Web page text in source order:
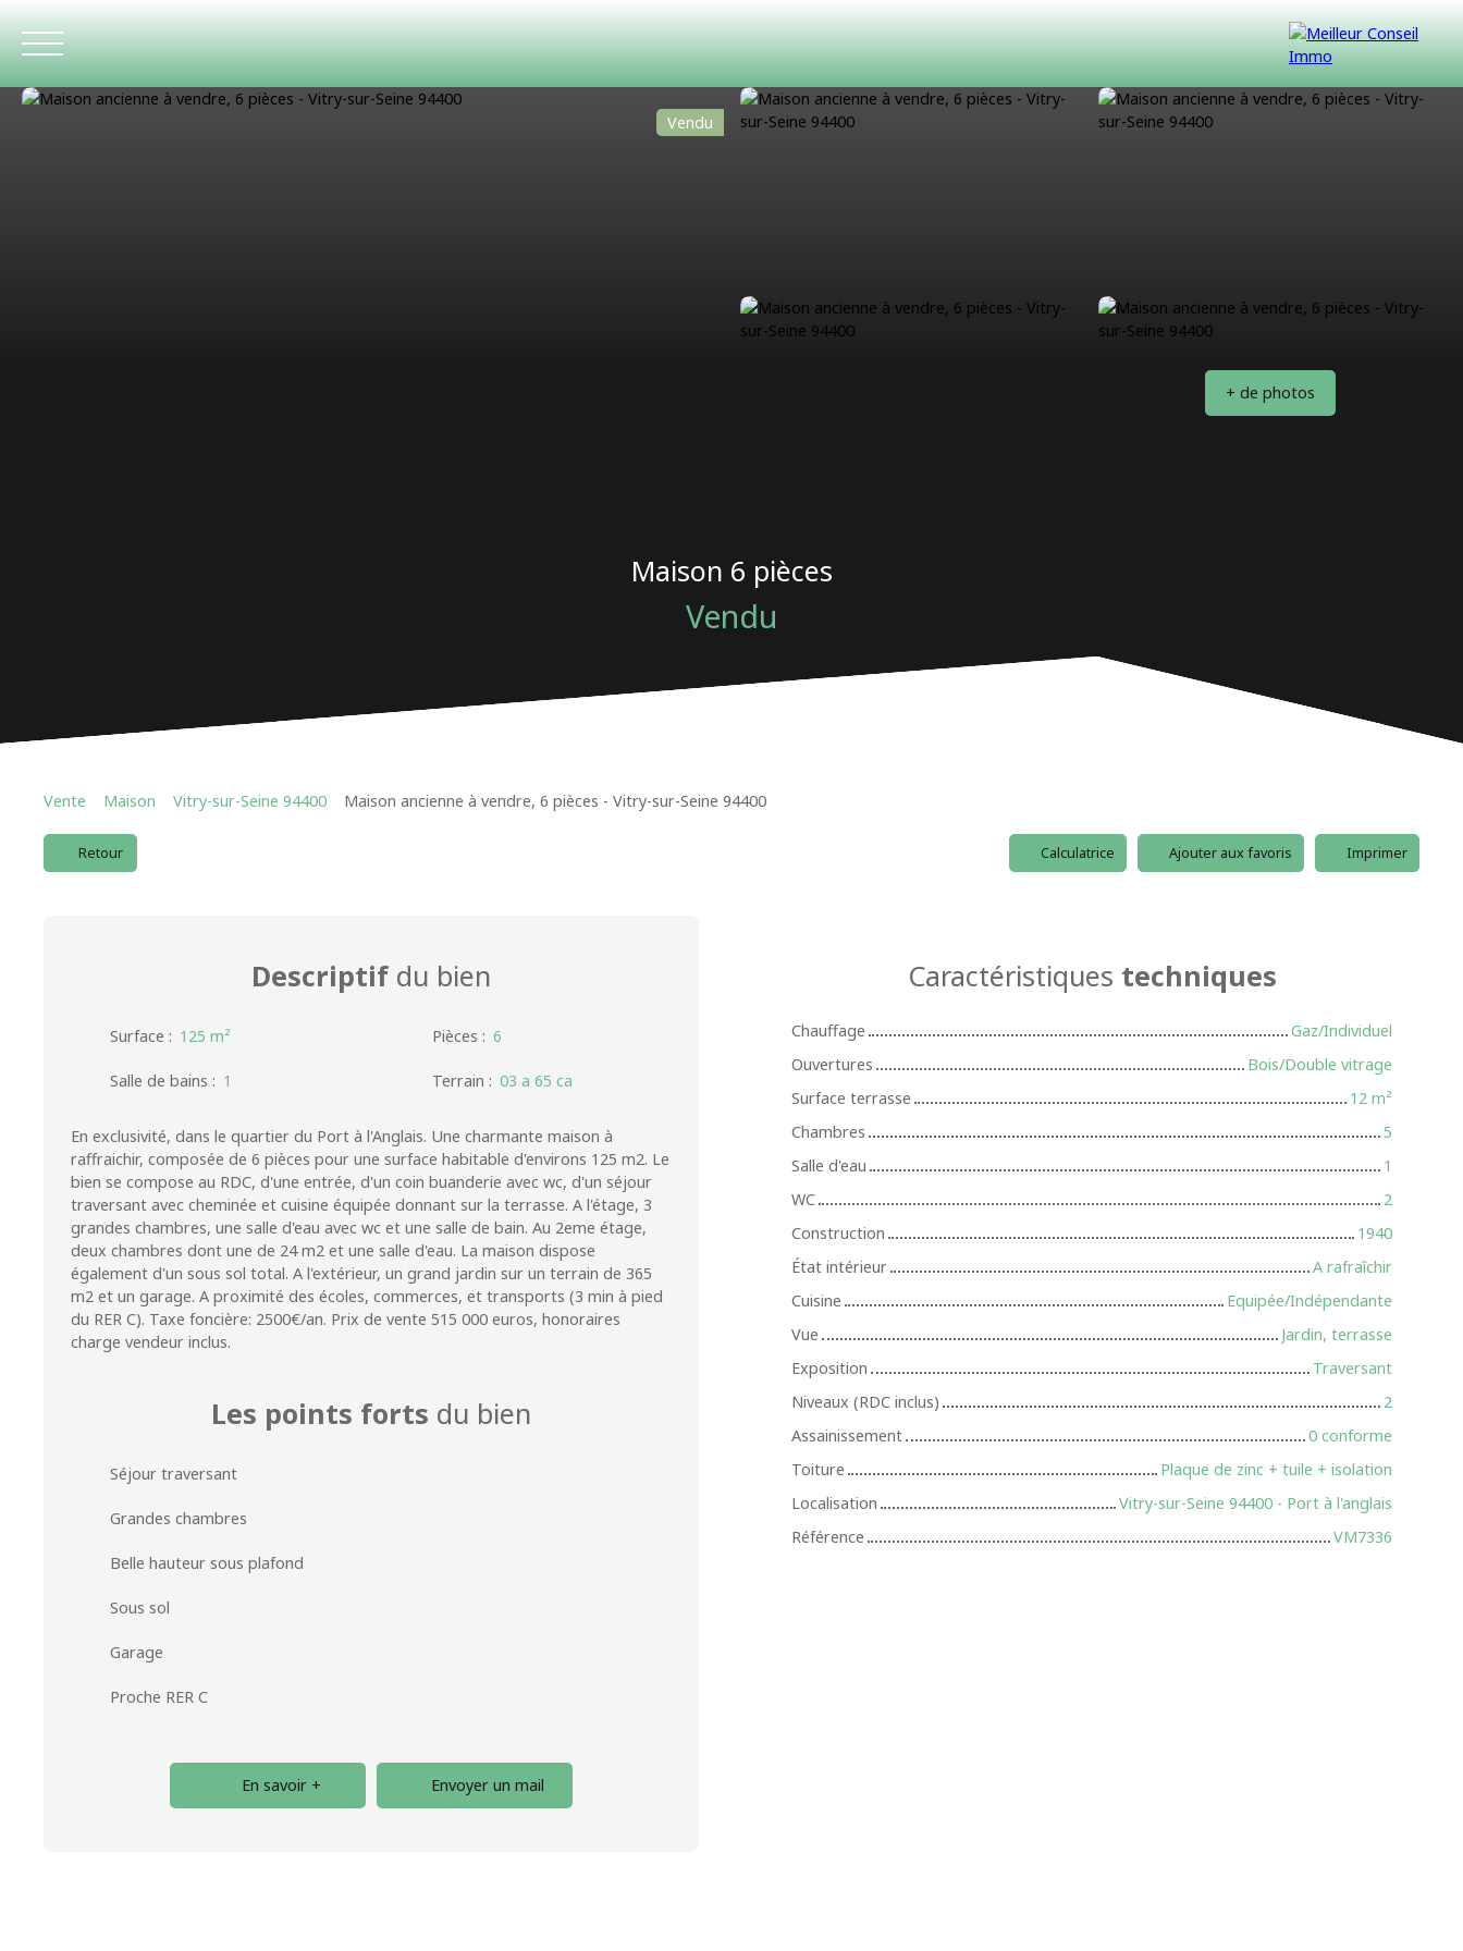
Vendu
+ de photos
Maison 6 pièces
Vendu
Vente Maison Vitry-sur-Seine 94400 Maison ancienne à vendre, 6 pièces - Vitry-sur-Seine 94400
Retour Calculatrice Ajouter aux favoris Imprimer
Descriptif du bien
Surface : 125 m² Pièces : 6
Salle de bains : 1 Terrain : 03 a 65 ca
En exclusivité, dans le quartier du Port à l'Anglais. Une charmante maison à
raffraichir, composée de 6 pièces pour une surface habitable d'environs 125 m2. Le
bien se compose au RDC, d'une entrée, d'un coin buanderie avec wc, d'un séjour
traversant avec cheminée et cuisine équipée donnant sur la terrasse. A l'étage, 3
grandes chambres, une salle d'eau avec wc et une salle de bain. Au 2eme étage,
deux chambres dont une de 24 m2 et une salle d'eau. La maison dispose
également d'un sous sol total. A l'extérieur, un grand jardin sur un terrain de 365
m2 et un garage. A proximité des écoles, commerces, et transports (3 min à pied
du RER C). Taxe foncière: 2500€/an. Prix de vente 515 000 euros, honoraires
charge vendeur inclus.
Les points forts du bien
Séjour traversant
Grandes chambres
Belle hauteur sous plafond
Sous sol
Garage
Proche RER C
En savoir + Envoyer un mail
Caractéristiques techniques
Chauffage
Gaz/Individuel
Ouvertures
Bois/Double vitrage
Surface terrasse
12 m²
Chambres
5
Salle d'eau
1
WC
2
Construction
1940
État intérieur
A rafraîchir
Cuisine
Equipée/Indépendante
Vue
Jardin, terrasse
Exposition
Traversant
Niveaux (RDC inclus)
2
Assainissement
0 conforme
Toiture
Plaque de zinc + tuile + isolation
Localisation
Vitry-sur-Seine 94400 - Port à l'anglais
Référence
VM7336